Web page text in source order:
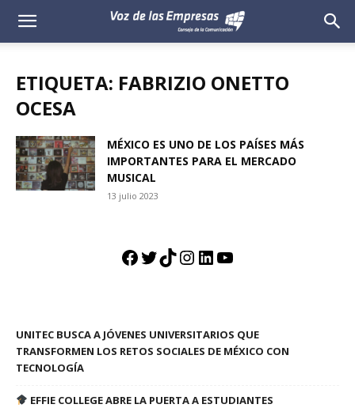
Voz
Empresas
ETIQUETA: FABRIZIO ONETTO
OCESA
MÉXICO ES UNO DE LOS PAÍSES MÁS
IMPORTANTES PARA EL MERCADO
MUSICAL
13 julio 2023
Facebook
Twitter
TikTok
Instagram
LinkedIn
YouTube
UNITEC BUSCA A JÓVENES UNIVERSITARIOS QUE
TRANSFORMEN LOS RETOS SOCIALES DE MÉXICO CON
TECNOLOGÍA
EFFIE COLLEGE ABRE LA PUERTA A ESTUDIANTES